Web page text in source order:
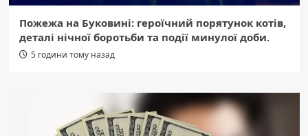
Пожежа на Буковині: героїчний порятунок котів,
деталі нічної боротьби та події минулої доби.
5 години тому назад